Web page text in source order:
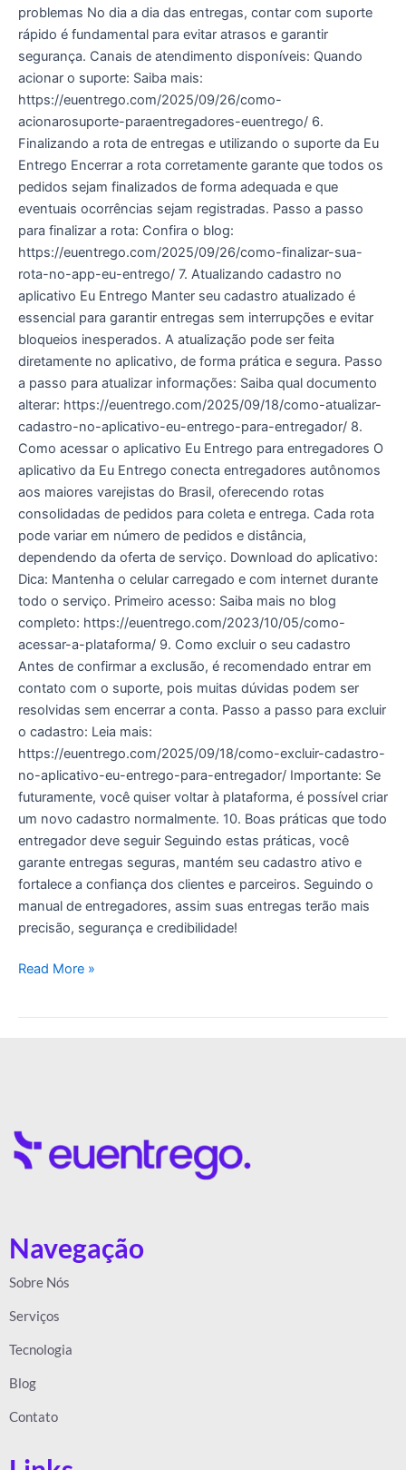
problemas No dia a dia das entregas, contar com suporte
rápido é fundamental para evitar atrasos e garantir
segurança. Canais de atendimento disponíveis: Quando
acionar o suporte: Saiba mais:
https://euentrego.com/2025/09/26/como-
acionarosuporte-paraentregadores-euentrego/ 6.
Finalizando a rota de entregas e utilizando o suporte da Eu
Entrego Encerrar a rota corretamente garante que todos os
pedidos sejam finalizados de forma adequada e que
eventuais ocorrências sejam registradas. Passo a passo
para finalizar a rota: Confira o blog:
https://euentrego.com/2025/09/26/como-finalizar-sua-
rota-no-app-eu-entrego/ 7. Atualizando cadastro no
aplicativo Eu Entrego Manter seu cadastro atualizado é
essencial para garantir entregas sem interrupções e evitar
bloqueios inesperados. A atualização pode ser feita
diretamente no aplicativo, de forma prática e segura. Passo
a passo para atualizar informações: Saiba qual documento
alterar: https://euentrego.com/2025/09/18/como-atualizar-
cadastro-no-aplicativo-eu-entrego-para-entregador/ 8.
Como acessar o aplicativo Eu Entrego para entregadores O
aplicativo da Eu Entrego conecta entregadores autônomos
aos maiores varejistas do Brasil, oferecendo rotas
consolidadas de pedidos para coleta e entrega. Cada rota
pode variar em número de pedidos e distância,
dependendo da oferta de serviço. Download do aplicativo:
Dica: Mantenha o celular carregado e com internet durante
todo o serviço. Primeiro acesso: Saiba mais no blog
completo: https://euentrego.com/2023/10/05/como-
acessar-a-plataforma/ 9. Como excluir o seu cadastro
Antes de confirmar a exclusão, é recomendado entrar em
contato com o suporte, pois muitas dúvidas podem ser
resolvidas sem encerrar a conta. Passo a passo para excluir
o cadastro: Leia mais:
https://euentrego.com/2025/09/18/como-excluir-cadastro-
no-aplicativo-eu-entrego-para-entregador/ Importante: Se
futuramente, você quiser voltar à plataforma, é possível criar
um novo cadastro normalmente. 10. Boas práticas que todo
entregador deve seguir Seguindo estas práticas, você
garante entregas seguras, mantém seu cadastro ativo e
fortalece a confiança dos clientes e parceiros. Seguindo o
manual de entregadores, assim suas entregas terão mais
precisão, segurança e credibilidade!
Read More »
Navegação
Sobre Nós
Serviços
Tecnologia
Blog
Contato